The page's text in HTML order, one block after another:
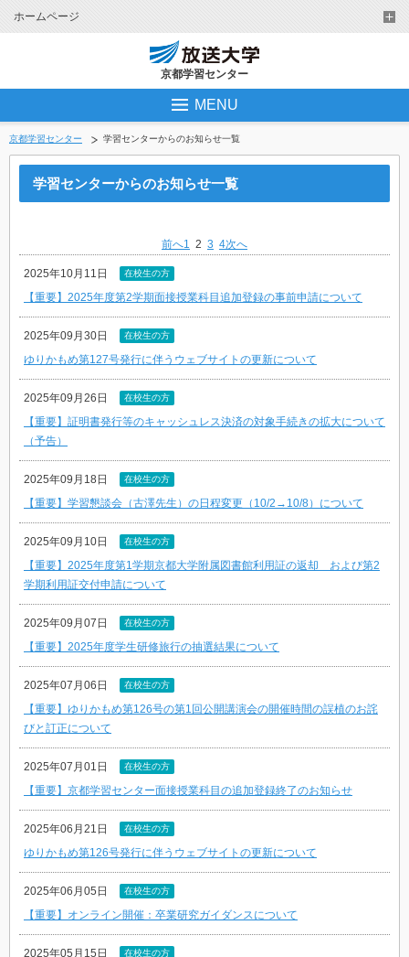
ホームページ
京都学習センター
MENU
京都学習センター 学習センターからのお知らせ一覧
学習センターからのお知らせ一覧
前へ1 2 3 4次へ
2025年10月11日 在校生の方
【重要】2025年度第2学期面接授業科目追加登録の事前申請について
2025年09月30日 在校生の方
ゆりかもめ第127号発行に伴うウェブサイトの更新について
2025年09月26日 在校生の方
【重要】証明書発⾏等のキャッシュレス決済の対象⼿続きの拡⼤について
（予告）
2025年09月18日 在校生の方
【重要】学習懇談会（古澤先生）の日程変更（10/2→10/8）について
2025年09月10日 在校生の方
【重要】2025年度第1学期京都大学附属図書館利用証の返却 および第2
学期利用証交付申請について
2025年09月07日 在校生の方
【重要】2025年度学生研修旅行の抽選結果について
2025年07月06日 在校生の方
【重要】ゆりかもめ第126号の第1回公開講演会の開催時間の誤植のお詫
びと訂正について
2025年07月01日 在校生の方
【重要】京都学習センター面接授業科目の追加登録終了のお知らせ
2025年06月21日 在校生の方
ゆりかもめ第126号発行に伴うウェブサイトの更新について
2025年06月05日 在校生の方
【重要】オンライン開催：卒業研究ガイダンスについて
2025年05月15日 在校生の方